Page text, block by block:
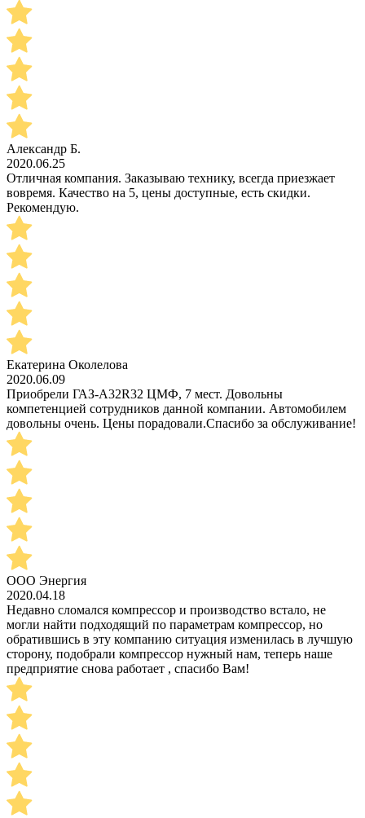
Александр Б.
2020.06.25
Отличная компания. Заказываю технику, всегда приезжает
вовремя. Качество на 5, цены доступные, есть скидки.
Рекомендую.
Екатерина Околелова
2020.06.09
Приобрели ГАЗ-А32R32 ЦМФ, 7 мест. Довольны
компетенцией сотрудников данной компании. Автомобилем
довольны очень. Цены порадовали.Спасибо за обслуживание!
ООО Энергия
2020.04.18
Недавно сломался компрессор и производство встало, не
могли найти подходящий по параметрам компрессор, но
обратившись в эту компанию ситуация изменилась в лучшую
сторону, подобрали компрессор нужный нам, теперь наше
предприятие снова работает , спасибо Вам!